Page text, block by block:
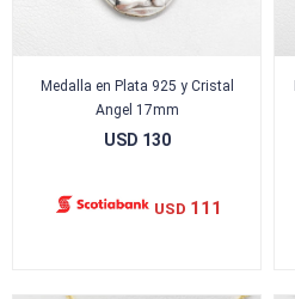
Medalla en Plata 925 y Cristal
Angel 17mm
USD 130
USD 111